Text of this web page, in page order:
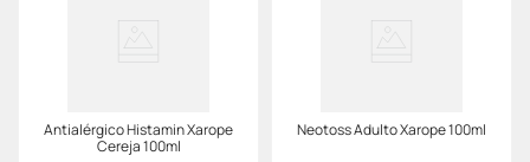
Antialérgico Histamin Xarope
Cereja 100ml
Neotoss Adulto Xarope 100ml